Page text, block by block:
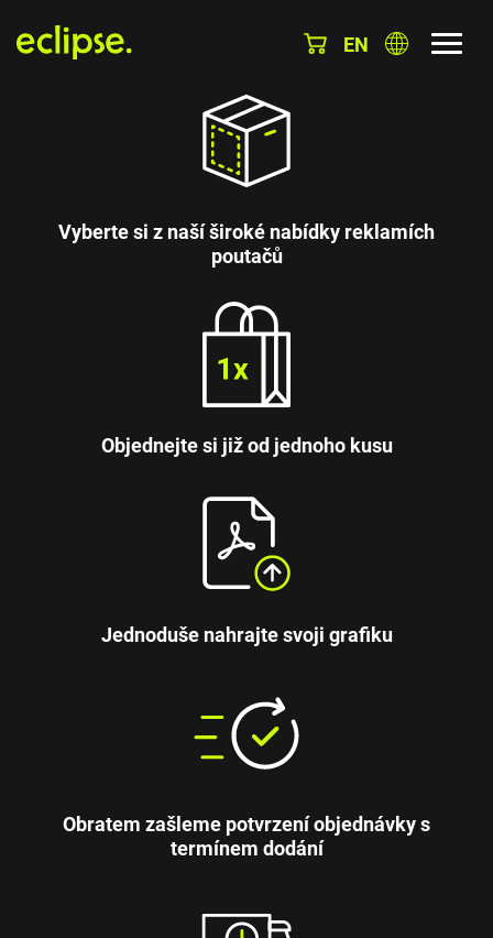
EN
Vyberte si z naší široké nabídky reklamích
poutačů
Objednejte si již od jednoho kusu
Jednoduše nahrajte svoji grafiku
Obratem zašleme potvrzení objednávky s
termínem dodání